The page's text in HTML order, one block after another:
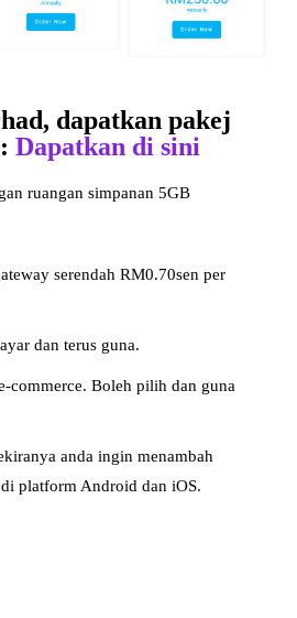
dapatkan pakej
Dapatkan di sini
ruangan simpanan 5GB
serendah RM0.70sen per
dan terus guna.
commerce. Boleh pilih dan guna
anda ingin menambah
platform Android dan iOS.